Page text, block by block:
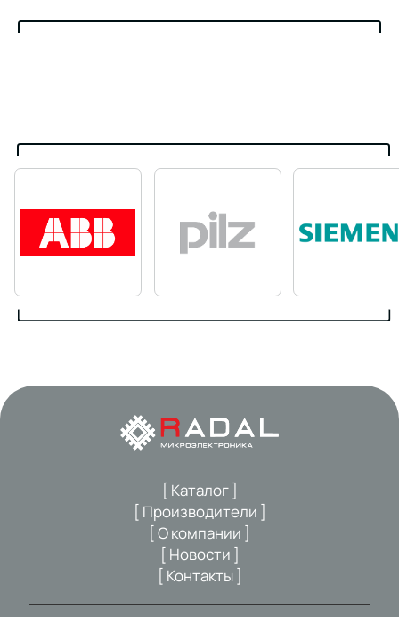
[ Каталог ]
[ Производители ]
[ О компании ]
[ Новости ]
[ Контакты ]